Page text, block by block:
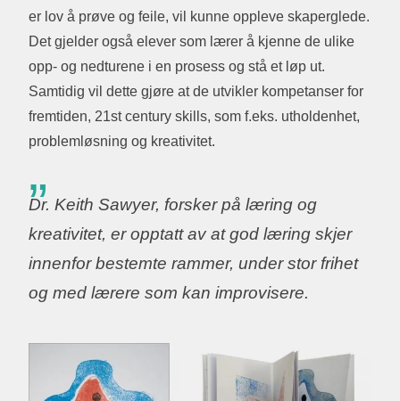
er lov å prøve og feile, vil kunne oppleve skaperglede.
Det gjelder også elever som lærer å kjenne de ulike
opp- og nedturene i en prosess og stå et løp ut.
Samtidig vil dette gjøre at de utvikler kompetanser for
fremtiden, 21st century skills, som f.eks. utholdenhet,
problemløsning og kreativitet.
Dr. Keith Sawyer, forsker på læring og
kreativitet, er opptatt av at god læring skjer
innenfor bestemte rammer, under stor frihet
og med lærere som kan improvisere.